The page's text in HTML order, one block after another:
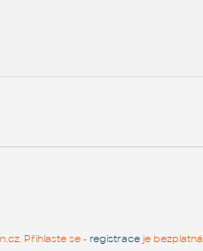
Přihlaste se - registraceje bezplatná.